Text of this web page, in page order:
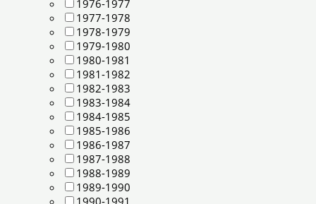
1976-1977
1977-1978
1978-1979
1979-1980
1980-1981
1981-1982
1982-1983
1983-1984
1984-1985
1985-1986
1986-1987
1987-1988
1988-1989
1989-1990